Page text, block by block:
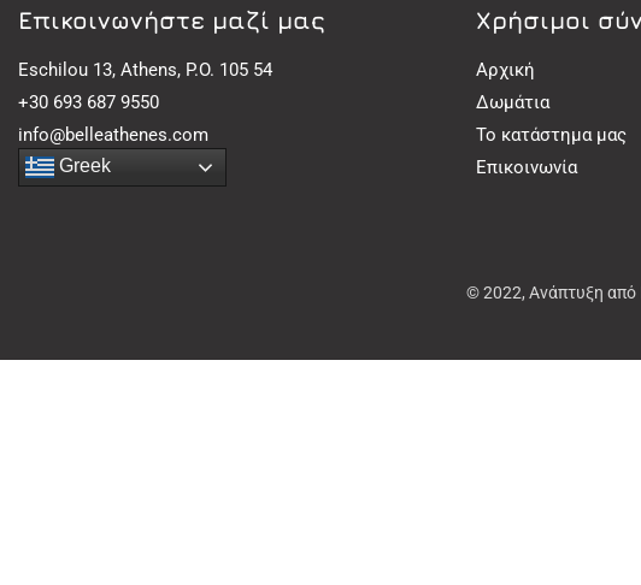
Eπικοινωνήστε μαζί μας
Eschilou 13, Athens, P.O. 105 54
+30 693 687 9550
info@belleathenes.com
Greek
Χρήσιμοι
Αρχική
Δωμάτια
Το κατάστημα μας
Επικοινωνία
© 2022, Ανάπτυξη από